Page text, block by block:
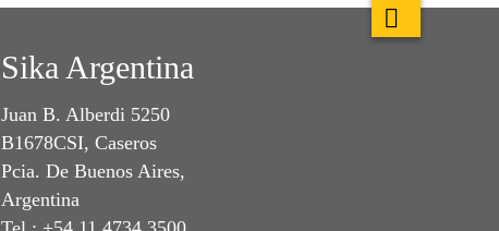
Sika Argentina
Juan B. Alberdi 5250
B1678CSI, Caseros
Pcia. De Buenos Aires,
Argentina